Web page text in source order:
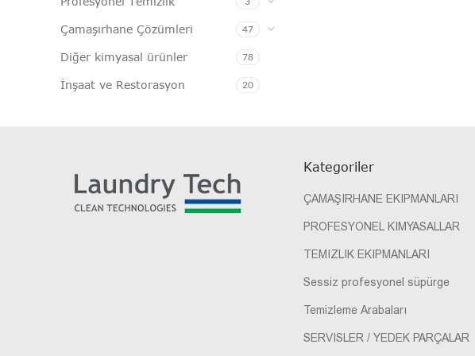
Çamaşırhane Çözümleri 47
Diğer kimyasal ürünler 78
İnşaat ve Restorasyon 20
Kategoriler
ÇAMAŞIRHANE EKIPMANLARI
PROFESYONEL KIMYASALLAR
TEMIZLIK EKIPMANLARI
Sessiz profesyonel süpürge
Temizleme Arabaları
SERVISLER / YEDEK PARÇALAR